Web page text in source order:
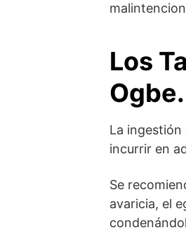
Los
Ogbe.
La ingestión
incurrir en
Se
avaricia, el